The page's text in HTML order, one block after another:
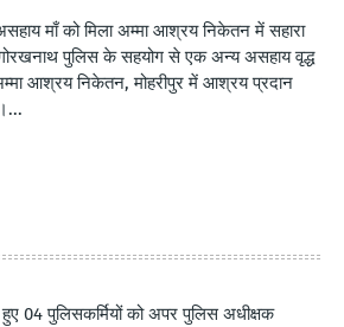
माँ को मिला अम्मा आश्रय निकेतन में सहारा
पुलिस के सहयोग से एक अन्य असहाय वृद्ध
आश्रय निकेतन, मोहरीपुर में आश्रय प्रदान
हुए 04 पुलिसकर्मियों को अपर पुलिस अधीक्षक